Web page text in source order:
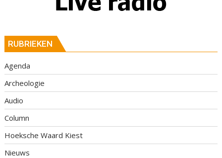
RUBRIEKEN
Agenda
Archeologie
Audio
Column
Hoeksche Waard Kiest
Nieuws